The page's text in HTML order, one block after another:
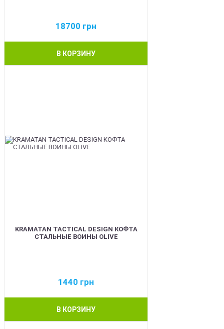
18700 грн
В КОРЗИНУ
KRAMATAN TACTICAL DESIGN КОФТА
СТАЛЬНЫЕ ВОИНЫ OLIVE
1440 грн
В КОРЗИНУ